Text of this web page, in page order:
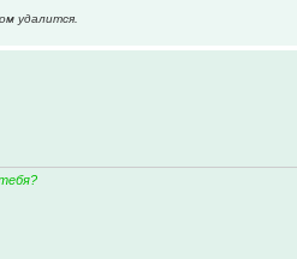
удалится.